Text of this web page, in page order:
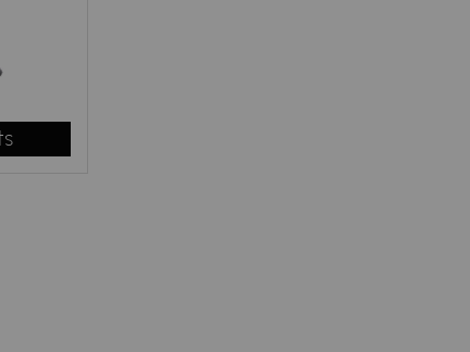
toujours Lili Gambettes fabrique des chaussettes